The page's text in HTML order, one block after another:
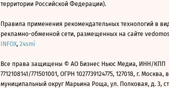
территории Российской Федерации).
Правила применения рекомендательных технологий в
рекламно-обменной сети, размещенных на сайте
INFOX, 24smi
Все права защищены © АО Бизнес Ньюс Медиа, ИНН/КПП
7712108141/771501001, ОГРН 1027739124775, 127018, г. Москва,
муниципальный округ Марьина Роща, ул. Полковая, д. 3,